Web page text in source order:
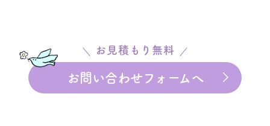
お見積もり無料
お問い合わせフォームへ